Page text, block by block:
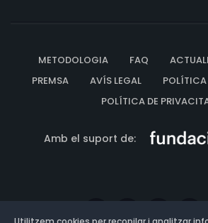
METODOLOGIA FAQ
PREMSA
AVÍS LEGAL
POLÍTICA
POLÍTICA DE
Amb el suport de: